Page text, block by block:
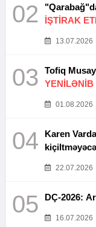
02
İŞTİRAK
13.07.2026
03
YENİLƏNİB
01.08.2026
04
Karen
22.07.2026
05 DÇ-2026:
16.07.2026